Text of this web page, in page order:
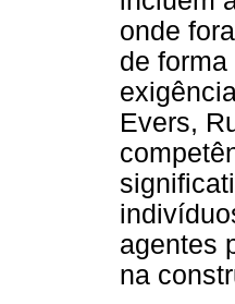
onde
de
Evers,
agentes
na